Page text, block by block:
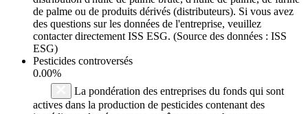
de palme ou de produits dérivés (distributeurs). Si vous avez
des questions sur les données de l'entreprise, veuillez
contacter directement ISS ESG. (Source des données : ISS
ESG)
Pesticides controversés
0.00%
La pondération des entreprises du fonds qui sont
actives dans la production de pesticides contenant des